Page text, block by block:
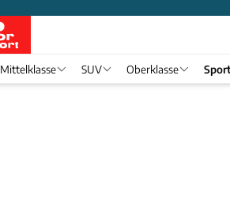
Mittelklasse SUV Oberklasse